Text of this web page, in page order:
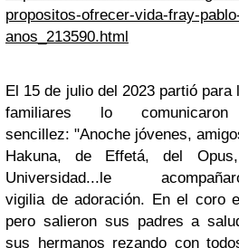
propositos-ofrecer-vida-fray-
anos_213590.html
El 15 de julio del 2023 partió
familiares lo
sencillez: "Anoche jóvenes,
Hakuna, de Effetá, del
Universidad...le
vigilia de adoración. En el coro
pero salieron sus padres a
sus hermanos rezando con